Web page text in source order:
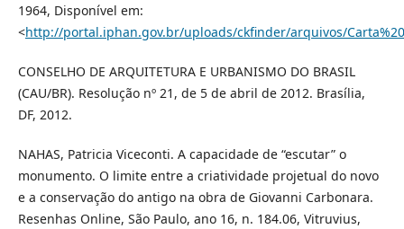
1964, Disponível em:
<http://portal.iphan.gov.br/uploads/ckfinder/arquivos/
CONSELHO DE ARQUITETURA E URBANISMO DO BRASIL
(CAU/BR). Resolução nº 21, de 5 de abril de 2012. Brasília,
DF, 2012.
NAHAS, Patricia Viceconti. A capacidade de “escutar” o
monumento. O limite entre a criatividade projetual do novo
e a conservação do antigo na obra de Giovanni Carbonara.
Resenhas Online, São Paulo, ano 16, n. 184.06, Vitruvius,